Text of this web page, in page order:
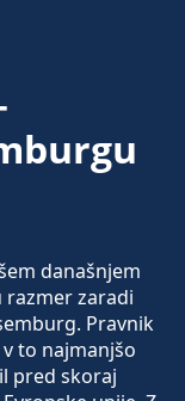
današnjem
zaradi
Pravnik
to najmanjšo
pred skoraj